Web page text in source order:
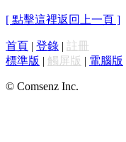
[ 點擊這裡返回上一頁 ]
首頁 | 登錄 | 註冊
標準版 | 觸屏版 | 電腦版
© Comsenz Inc.